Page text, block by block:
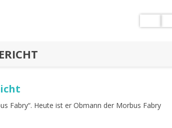
Fabry“. Heute ist er Obmann der Morbus Fabry